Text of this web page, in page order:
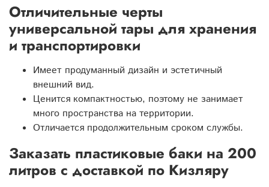
Отличительные черты
универсальной тары для хранения
и транспортировки
Имеет продуманный дизайн и эстетичный
внешний вид.
Ценится компактностью, поэтому не занимает
много пространства на территории.
Отличается продолжительным сроком службы.
Заказать пластиковые баки на 200
литров с доставкой по Кизляру